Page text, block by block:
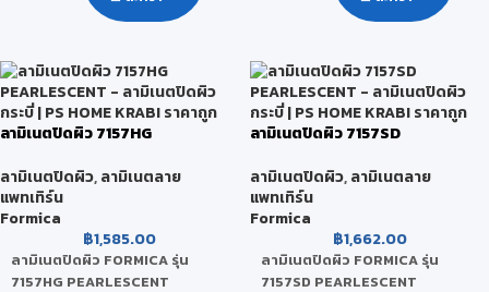
ขนาดสินค้า:
122 x 244 x 0.08 CM
หน่วยนับ:
สถานะสินค้า:
สินค้าพร้อมส่ง (จัดส่งภายใน 2-5 วัน)
ขนาดสินค้า:
122 x 244 x 0.08 CM
หน่วยนับ:
สถานะสินค้า:
สินค้าพร้อมส่ง (จัดส่งภายใน 2-5 วัน)
ลามิเนตปิดผิว 7157HG
ลามิเนตปิดผิว,ลามิเนตลาย
แพทเทิร์น
Formica
฿1,585.00
ลามิเนตปิดผิว FORMICA รุ่น
7157HG PEARLESCENT
ลามิเนตปิดผิว 7157SD
ลามิเนตปิดผิว,ลามิเนตลาย
แพทเทิร์น
Formica
฿1,662.00
ลามิเนตปิดผิว FORMICA รุ่น
7157SD PEARLESCENT